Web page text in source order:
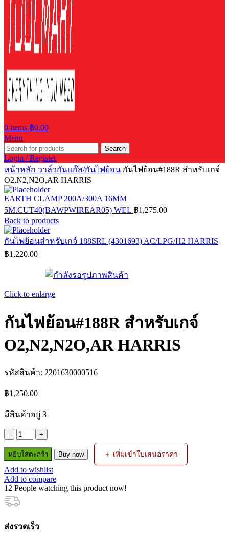
0 items ฿0.00
Menu
Search
Login / Register
หน้าหลัก วาล์วกันแก๊ส/กันไฟย้อน กันไฟย้อน#188R สำหรับเกจ์
O2,N2,N2O,AR HARRIS
EARTH CLAMP 200A/300A 16MM
5M.CUT40(BAWPWIREAR05) WEL ฿1,275.00
Back to products
กันไฟย้อนสำหรับเกจ์ 188SRL (4301693) AC/LPG/H2 HARRIS
฿1,220.00
Click to enlarge
กันไฟย้อน#188R สำหรับเกจ์
O2,N2,N2O,AR HARRIS
รหัสสินค้า: 2201630000516
฿1,250.00
มีสินค้าอยู่ 3
จำนวน
กัน
ไฟ
ย้อน#188R
สำหรับ
เกจ์
O2,N2,N2O,AR
HARRIS
ชิ้น
หยิบใส่ตะกร้า Buy now ＋ เพิ่มเข้าใบเสนอราคา
Add to wishlist
Add to compare
12 People watching this product now!
ส่งรวดเร็ว